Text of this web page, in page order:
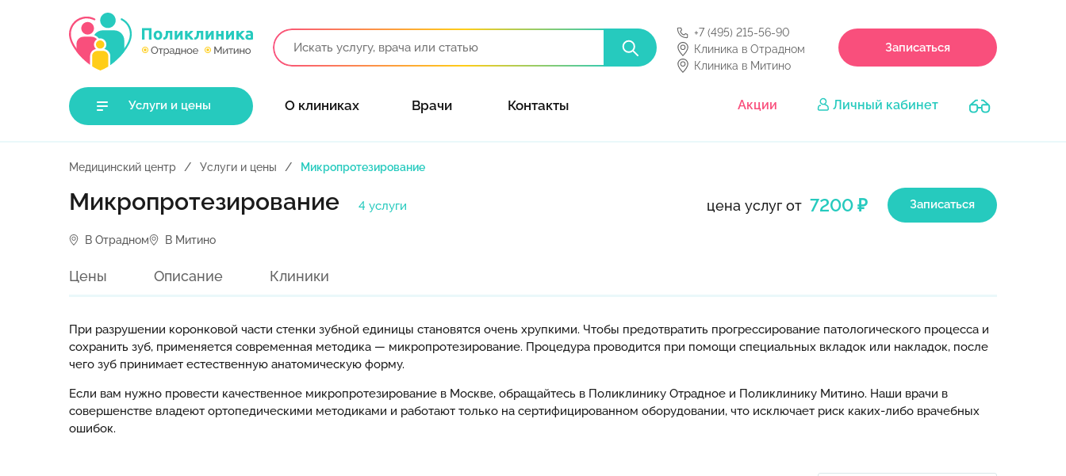
+7 (495) 215-56-90
Клиника в Отрадном
Клиника в Митино
Записаться
Услуги и цены О клиниках Врачи Контакты Акции Личный кабинет
Медицинский центр Услуги и цены Микропротезирование
цена услуг от 7200 ₽ Записаться
Микропротезирование 4 услуги
В Отрадном В Митино
Цены Описание Клиники
При разрушении коронковой части стенки зубной единицы становятся очень хрупкими. Чтобы предотвратить прогрессирование патологического процесса и
сохранить зуб, применяется современная методика — микропротезирование. Процедура проводится при помощи специальных вкладок или накладок, после
чего зуб принимает естественную анатомическую форму.
Если вам нужно провести качественное микропротезирование в Москве, обращайтесь в Поликлинику Отрадное и Поликлинику Митино. Наши врачи в
совершенстве владеют ортопедическими методиками и работают только на сертифицированном оборудовании, что исключает риск каких-либо врачебных
ошибок.